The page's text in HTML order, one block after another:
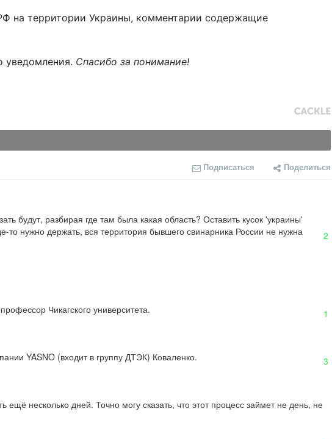
на территории Украины, комментарии содержащие
уведомления. Спасибо за понимание!
Подписаться Поделиться
будут, разбирая где там была какая область? Оставить кусок 'украины'
то нужно держать, вся территория бывшего свинарника России не нужна
2
Чикагского университета. 1
YASNO (входит в группу ДТЭК) Коваленко. 3
несколько дней. Точно могу сказать, что этот процесс займет не день, не